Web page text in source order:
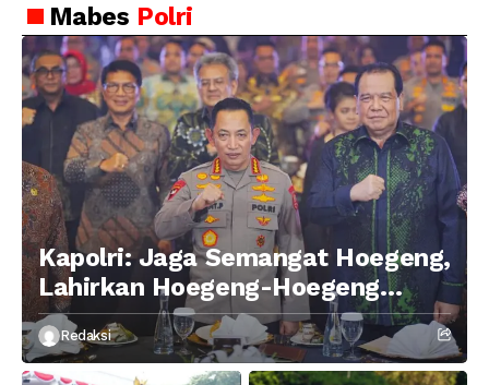
Mabes Polri
Kapolri: Jaga Semangat Hoegeng,
Lahirkan Hoegeng-Hoegeng
Berikutnya
Redaksi